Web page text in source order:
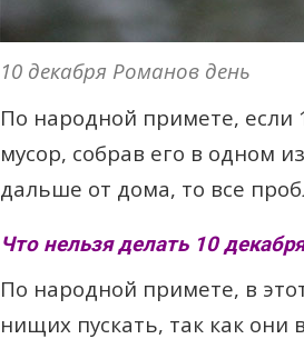
10 декабря Романов день
По народной примете, если
мусор, собрав его в одном
дальше от дома, то все
Что нельзя делать 10
По народной примете, в
нищих пускать, так как они